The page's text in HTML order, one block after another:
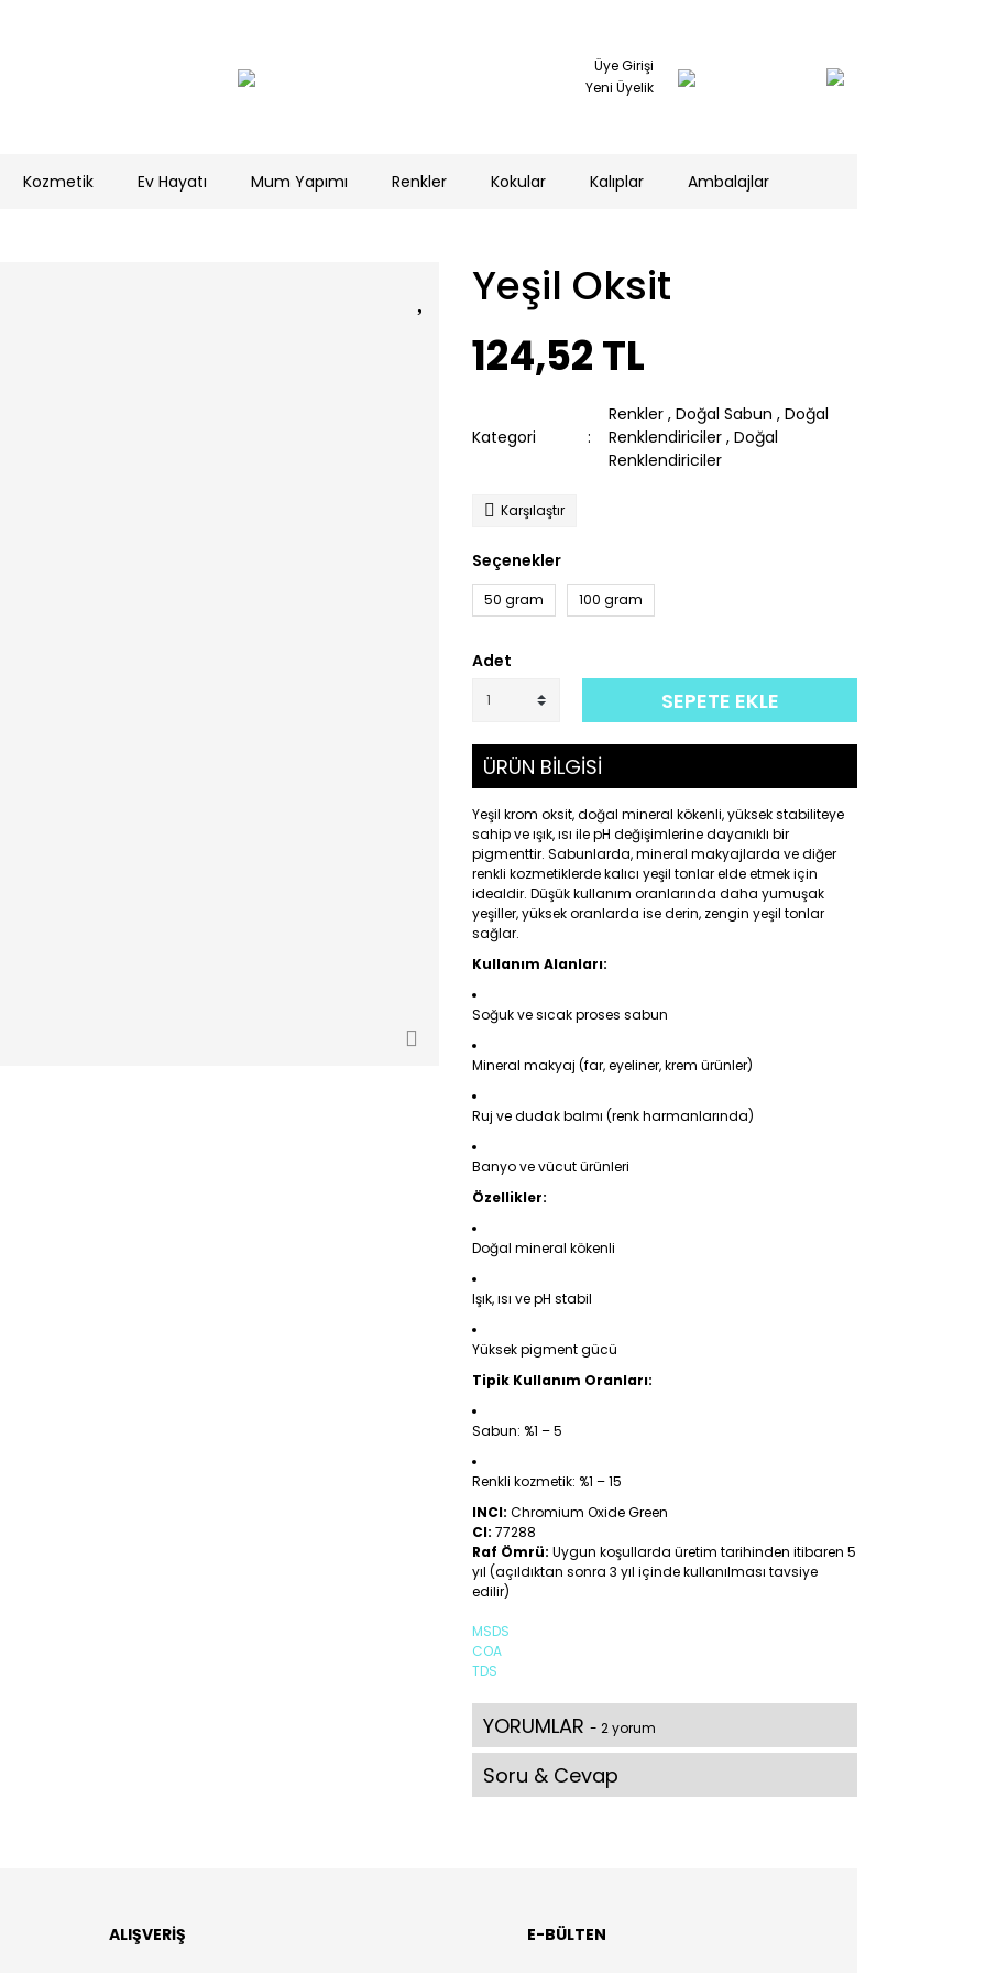
Üye Girişi
Yeni Üyelik
Kozmetik Ev Hayatı Mum Yapımı Renkler Kokular Kalıplar Ambalajlar
Yeşil Oksit
124,52 TL
Kategori
Renkler , Doğal Sabun , Doğal
Renklendiriciler , Doğal
Renklendiriciler
Karşılaştır
Seçenekler
50 gram 100 gram
Adet
SEPETE EKLE
ÜRÜN BİLGİSİ
Yeşil krom oksit, doğal mineral kökenli, yüksek stabiliteye
sahip ve ışık, ısı ile pH değişimlerine dayanıklı bir
pigmenttir. Sabunlarda, mineral makyajlarda ve diğer
renkli kozmetiklerde kalıcı yeşil tonlar elde etmek için
idealdir. Düşük kullanım oranlarında daha yumuşak
yeşiller, yüksek oranlarda ise derin, zengin yeşil tonlar
sağlar.
Kullanım Alanları:
Soğuk ve sıcak proses sabun
Mineral makyaj (far, eyeliner, krem ürünler)
Ruj ve dudak balmı (renk harmanlarında)
Banyo ve vücut ürünleri
Özellikler:
Doğal mineral kökenli
Işık, ısı ve pH stabil
Yüksek pigment gücü
Tipik Kullanım Oranları:
Sabun: %1 – 5
Renkli kozmetik: %1 – 15
INCI: Chromium Oxide Green
CI: 77288
Raf Ömrü: Uygun koşullarda üretim tarihinden itibaren 5
yıl (açıldıktan sonra 3 yıl içinde kullanılması tavsiye
edilir)
MSDS
COA
TDS
YORUMLAR - 2 yorum
Soru & Cevap
ALIŞVERİŞ E-BÜLTEN